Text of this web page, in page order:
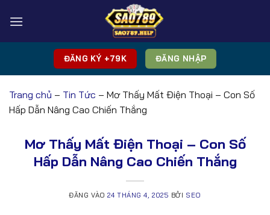
qua
ĐĂNG KÝ +79K ĐĂNG NHẬP
Trang chủ – Tin Tức – Mơ Thấy Mất Điện Thoại – Con Số
Hấp Dẫn Nâng Cao Chiến Thắng
Mơ Thấy Mất Điện Thoại – Con Số
Hấp Dẫn Nâng Cao Chiến Thắng
ĐĂNG VÀO24 THÁNG 4, 2025 BỞI SEO